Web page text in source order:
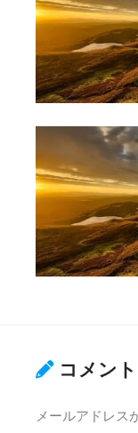
コメン
メールアドレス